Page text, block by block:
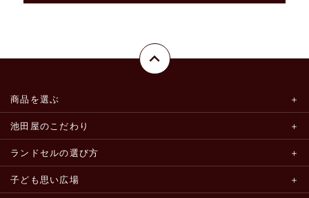
商品を選ぶ
池田屋のこだわり
ランドセルの選び方
子ども思い広場